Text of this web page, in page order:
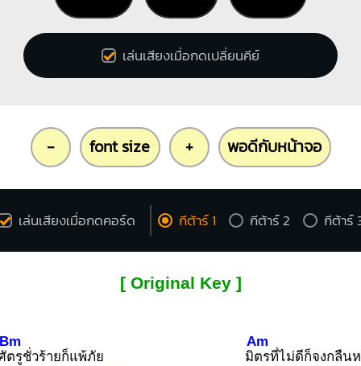
เล่นเสียงเมื่อกดเปลี่ยนคีย์
- font size + พอดีกับหน้าจอ
เล่นเสียงเมื่อกดคอร์ด กีต้าร์ 1 กีต้าร์ 2 กีต้าร์
[ Original Key ]
ตรูชั่วร้ายก็แพ้ภัย มิ
Am
ตรที่ไม่ดีก็จงกลืน